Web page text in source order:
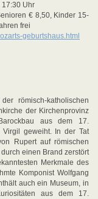
17:30 Uhr
€ 8,50, Kinder 15-
frei
geburtshaus.html
römisch-katholischen
der Kirchenprovinz
aus dem 17.
geweiht. In der Tat
Rupert auf römischen
einen Brand zerstört
Merkmale des
Komponist Wolfgang
auch ein Museum, in
aus dem 17.